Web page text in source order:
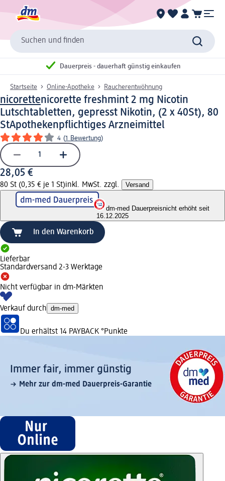
Suchen und finden
Dauerpreis - dauerhaft günstig einkaufen
Startseite Online-Apotheke Raucherentwöhnung
nicorettenicorette freshmint 2 mg Nicotin
Lutschtabletten, gepresst Nikotin, (2 x 40St), 80
StApothekenpflichtiges Arzneimittel
4 (1 Bewertung)
28,05 €
80 St (0,35 € je 1 St)inkl. MwSt. zzgl. Versand
dm-med Dauerpreisnicht erhöht seit
16.12.2025
In den Warenkorb
Lieferbar
Standardversand 2-3 Werktage
Nicht verfügbar in dm-Märkten
Verkauf durch dm-med
Du erhältst 14 PAYBACK °Punkte
Immer fair,­ immer günstig
Mehr zur dm-med Dauerpreis-Garantie